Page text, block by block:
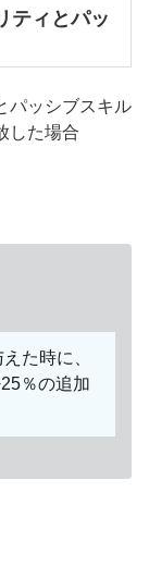
ティとパッ
パッシブスキル
した場合
た時に、
％の追加